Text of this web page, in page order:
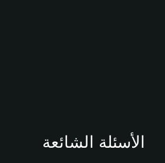
الأسئلة الشائعة